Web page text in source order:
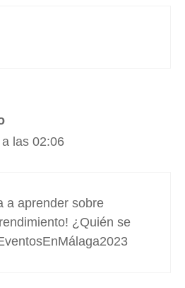
las 02:06
a aprender sobre
¿Quién se